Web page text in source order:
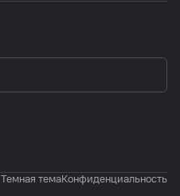
Темная темаКонфиденциальность